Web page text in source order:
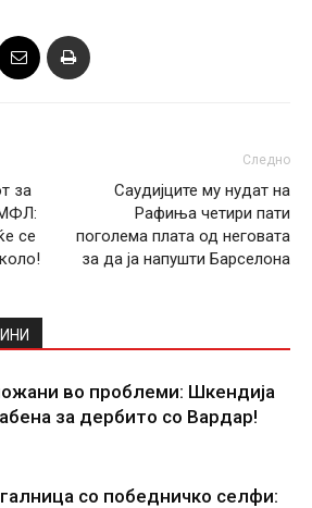
за
се
Следно
Саудијците му нудат на
Рафиња четири пати
поголема плата од неговата
за да ја напушти Барселона
во проблеми: Шкендија
за дербито со Вардар!
со победничко селфи: